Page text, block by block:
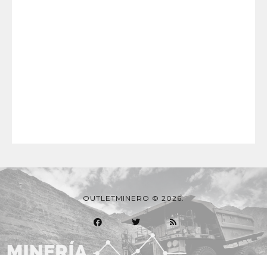
OUTLETMINERO © 2026.